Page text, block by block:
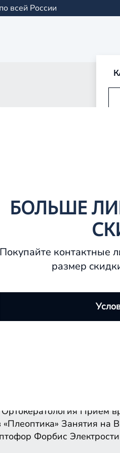
всей России
«Плеоптика» Занятия на
Ортокератология Прием
«Плеоптика» Занятия на
Форбис
БОЛЬШЕ
Покупайте контактные
размер